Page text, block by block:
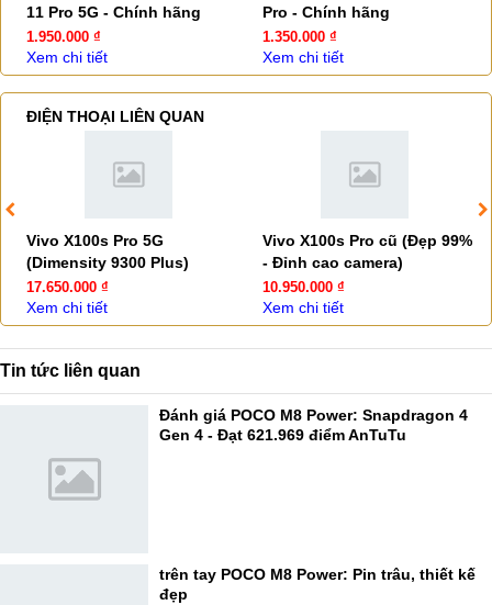
11 Pro 5G - Chính hãng
1.950.000 ₫
Xem chi tiết
Pro - Chính hãng
1.350.000 ₫
Xem chi tiết
ĐIỆN THOẠI LIÊN QUAN
Vivo X100s Pro 5G
(Dimensity 9300 Plus)
17.650.000 ₫
Xem chi tiết
Vivo X100s Pro cũ (Đẹp 99%
- Đỉnh cao camera)
10.950.000 ₫
Xem chi tiết
Tin tức liên quan
Đánh giá POCO M8 Power: Snapdragon 4
Gen 4 - Đạt 621.969 điểm AnTuTu
trên tay POCO M8 Power: Pin trâu, thiết kế
đẹp